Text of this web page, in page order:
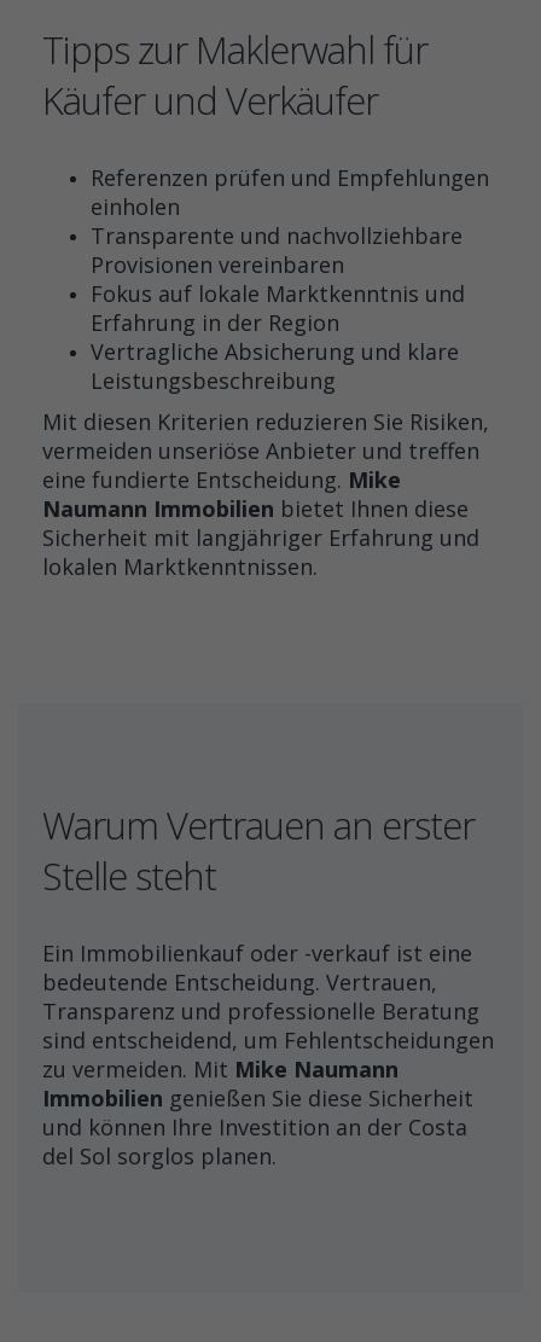
Tipps zur Maklerwahl für
Käufer und Verkäufer
Referenzen prüfen und Empfehlungen
einholen
Transparente und nachvollziehbare
Provisionen vereinbaren
Fokus auf lokale Marktkenntnis und
Erfahrung in der Region
Vertragliche Absicherung und klare
Leistungsbeschreibung
Mit diesen Kriterien reduzieren Sie Risiken,
vermeiden unseriöse Anbieter und treffen
eine fundierte Entscheidung. Mike
Naumann Immobilien bietet Ihnen diese
Sicherheit mit langjähriger Erfahrung und
lokalen Marktkenntnissen.
Warum Vertrauen an erster
Stelle steht
Ein Immobilienkauf oder -verkauf ist eine
bedeutende Entscheidung. Vertrauen,
Transparenz und professionelle Beratung
sind entscheidend, um Fehlentscheidungen
zu vermeiden. Mit Mike Naumann
Immobilien genießen Sie diese Sicherheit
und können Ihre Investition an der Costa
del Sol sorglos planen.